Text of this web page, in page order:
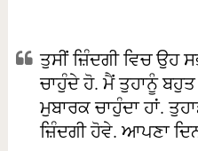
ਤੁਸੀਂ ਜ਼ਿੰਦਗੀ ਵਿਚ ਉਹ
ਚਾਹੁੰਦੇ ਹੋ. ਮੈਂ ਤੁਹਾਨੂੰ
ਮੁਬਾਰਕ ਚਾਹੁੰਦਾ ਹਾਂ.
ਜ਼ਿੰਦਗੀ ਹੋਵੇ. ਆਪਣਾ